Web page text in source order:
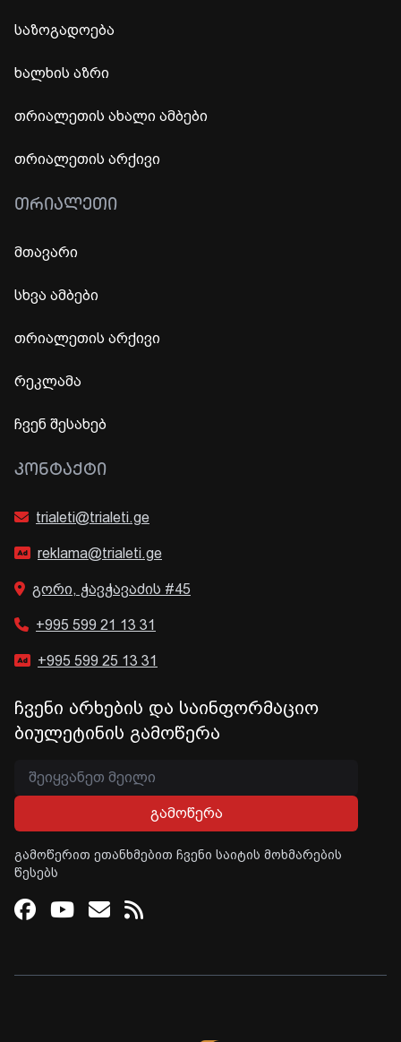
საზოგადოება
ხალხის აზრი
თრიალეთის ახალი ამბები
თრიალეთის არქივი
ᲗᲠᲘᲐᲚᲔᲗᲘ
მთავარი
სხვა ამბები
თრიალეთის არქივი
რეკლამა
ჩვენ შესახებ
ᲙᲝᲜᲢᲐᲥᲢᲘ
trialeti@trialeti.ge
reklama@trialeti.ge
გორი, ჭავჭავაძის #45
+995 599 21 13 31
+995 599 25 13 31
ჩვენი არხების და საინფორმაციო
ბიულეტინის გამოწერა
გამოწერა
გამოწერით ეთანხმებით ჩვენი საიტის მოხმარების
წესებს
Facebook
Youtube
Email
RSS